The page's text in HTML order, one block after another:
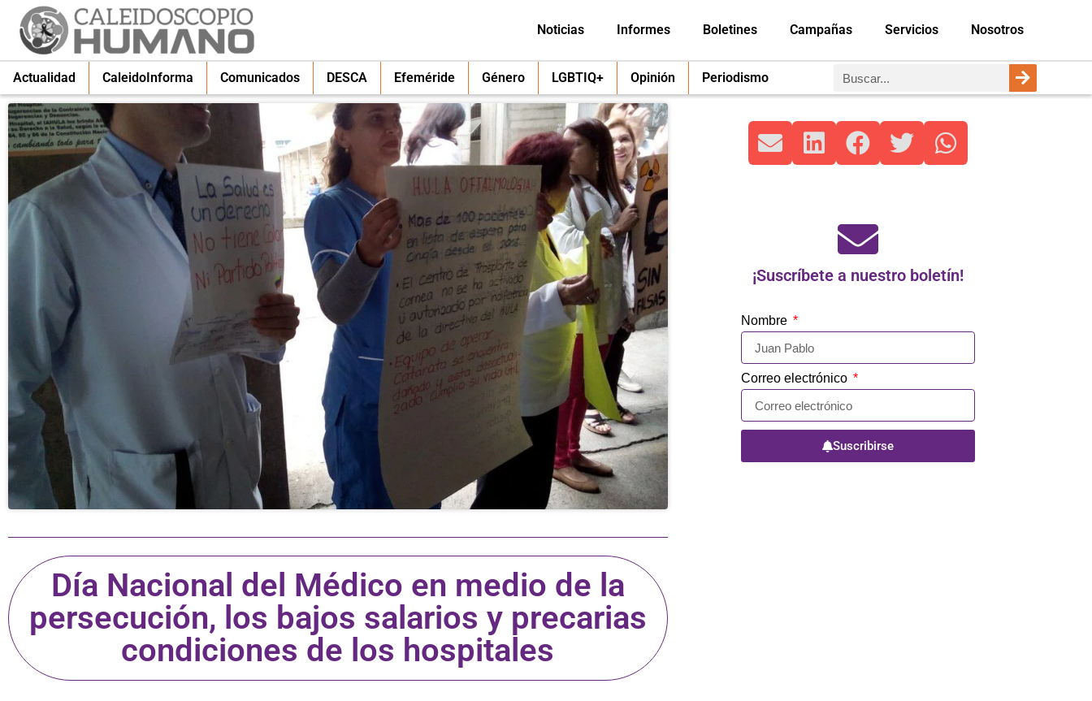
Noticias Informes Boletines Campañas Servicios Nosotros
Actualidad CaleidoInforma Comunicados DESCA Efeméride Género LGBTIQ+ Opinión Periodismo
Día Nacional del Médico en medio de la
persecución, los bajos salarios y precarias
condiciones de los hospitales
¡Suscríbete a nuestro boletín!
Nombre
Correo electrónico
Suscribirse